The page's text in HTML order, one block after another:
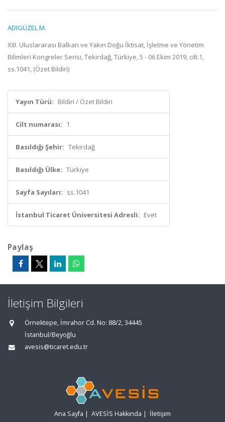
ADIGÜZEL M.
XIII. Uluslararası Balkan ve Yakın Doğu İktisat, İşletme ve Yönetim
Bilimleri Kongreler Serisi, Tekirdağ, Türkiye, 5 - 06 Ekim 2019, cilt.1,
ss.1041, (Özet Bildiri)
Yayın Türü: Bildiri / Özet Bildiri
Cilt numarası: 1
Basıldığı Şehir: Tekirdağ
Basıldığı Ülke: Türkiye
Sayfa Sayıları: ss.1041
İstanbul Ticaret Üniversitesi Adresli: Evet
Paylaş
İletişim Bilgileri
Örnektepe, İmrahor Cd. No: 88/2, 34445
İstanbul/Beyoğlu
avesis@ticaret.edu.tr
Ana Sayfa | AVESİS Hakkında | İletişim